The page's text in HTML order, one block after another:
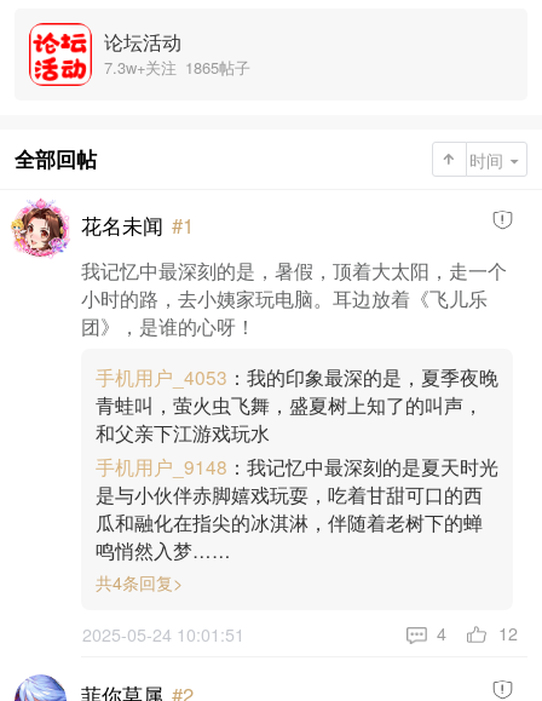
论坛活动
7.3w+关注 1865帖子
全部回帖 时间
花名未闻 #1
我记忆中最深刻的是，暑假，顶着大太阳，走一个
小时的路，去小姨家玩电脑。耳边放着《飞儿乐
团》，是谁的心呀！
手机用户_4053 ：我的印象最深的是，夏季夜晚
青蛙叫，萤火虫飞舞，盛夏树上知了的叫声，
和父亲下江游戏玩水
手机用户_9148 ：我记忆中最深刻的是夏天时光
是与小伙伴赤脚嬉戏玩耍，吃着甘甜可口的西
瓜和融化在指尖的冰淇淋，伴随着老树下的蝉
鸣悄然入梦……
共4条回复>
2025-05-24 10:01:51 4 12
菲你莫属 #2